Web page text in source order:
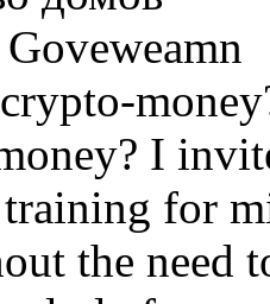
Goveweamn
I
for
the need